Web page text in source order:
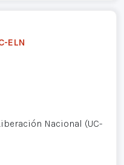
ELN
Nacional (UC-